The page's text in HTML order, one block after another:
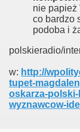
nie papież
co bardzo
podoba i
polskieradio/
w: http://
tupet-
oskarza-
wyznawcow-